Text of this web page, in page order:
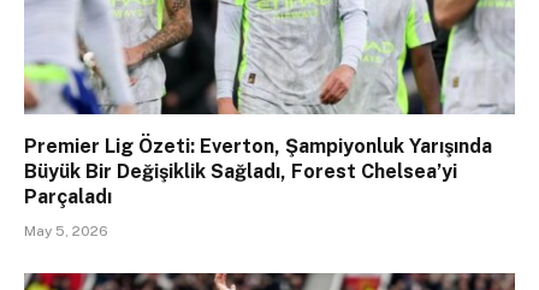
Premier Lig Özeti: Everton, Şampiyonluk Yarışında
Büyük Bir Değişiklik Sağladı, Forest Chelsea’yi
Parçaladı
May 5, 2026